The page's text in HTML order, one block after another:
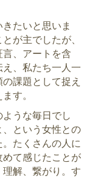
たいと思いま
が主でしたが、
、アートを含
、私たち一人一
課題として捉え
す。
うな毎日でし
という女性との
たくさんの人に
て感じたことが
解、繋がり。す